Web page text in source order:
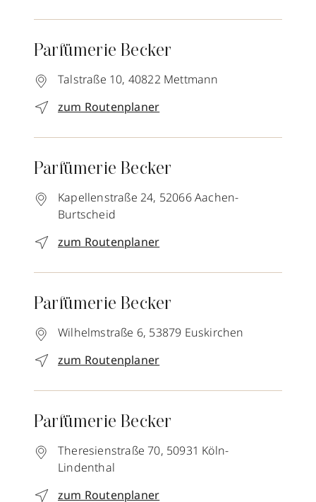
Parfümerie Becker
Talstraße 10, 40822 Mettmann
zum Routenplaner
Parfümerie Becker
Kapellenstraße 24, 52066Aachen-
Burtscheid
zum Routenplaner
Parfümerie Becker
Wilhelmstraße 6, 53879 Euskirchen
zum Routenplaner
Parfümerie Becker
Theresienstraße 70, 50931 Köln-
Lindenthal
zum Routenplaner